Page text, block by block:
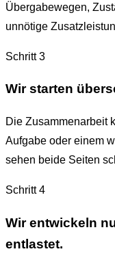
Übergabewegen,
unnötige
Schritt3
Wir starten
Die Zusammenarbeit
Aufgabe oder einem
sehen beide Seiten
Schritt4
Wir entwickeln
entlastet.